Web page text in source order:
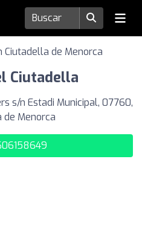
Ciutadella de Menorca
Ciutadella
s/n Estadi Municipal, 07760,
de Menorca